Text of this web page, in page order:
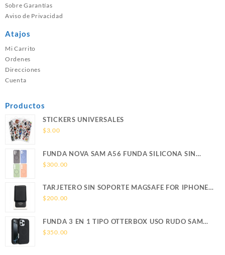
Sobre Garantías
Aviso de Privacidad
Atajos
Mi Carrito
Ordenes
Direcciones
Cuenta
Productos
STICKERS UNIVERSALES
$3.00
FUNDA NOVA SAM A56 FUNDA SILICONA SIN
SOPORTE MAGNETICO SAMSUNG
$300.00
TARJETERO SIN SOPORTE MAGSAFE FOR IPHONE
LEATHER WALLET MAGSAFE
$200.00
FUNDA 3 EN 1 TIPO OTTERBOX USO RUDO SAM
S26 ULTRA SAMSUNG S26 ULTRA
$350.00